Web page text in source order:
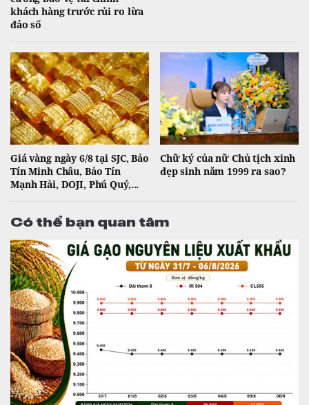
khách hàng trước rủi ro lừa
đảo số
Giá vàng ngày 6/8 tại SJC, Bảo
Tín Minh Châu, Bảo Tín
Mạnh Hải, DOJI, Phú Quý,...
Chữ ký của nữ Chủ tịch xinh
đẹp sinh năm 1999 ra sao?
Có thể bạn quan tâm